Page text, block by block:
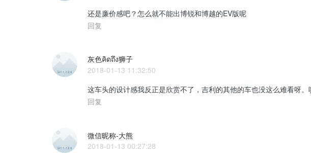
还是廉价感吧？怎么就不能出博锐和博越的EV版呢
回复
灰色คิดถึง狮子
2018-01-13 11:32:50
这车头的设计感我反正是欣赏不了，吉利的其他的车也没这么难看呀。
回复
微信昵称-大熊
2018-01-13 00:27:28